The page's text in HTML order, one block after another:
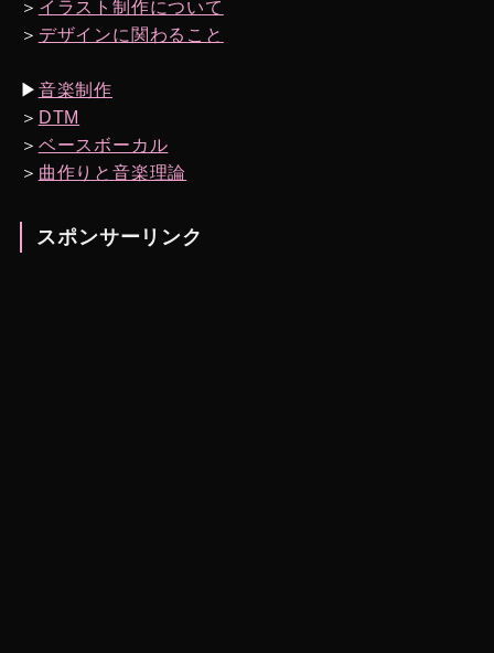
＞ イラスト制作について
＞ デザインに関わること
▶︎ 音楽制作
＞ DTM
＞ ベースボーカル
＞ 曲作りと音楽理論
スポンサーリンク